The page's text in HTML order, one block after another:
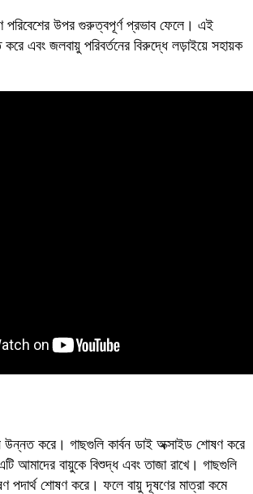
পরিবেশের উপর গুরুত্বপূর্ণ প্রভাব ফেলে। এই
এবং জলবায়ু পরিবর্তনের বিরুদ্ধে লড়াইয়ে সহায়ক
উন্নত করে। গাছগুলি কার্বন ডাই অক্সাইড শোষণ করে
আমাদের বায়ুকে বিশুদ্ধ এবং তাজা রাখে। গাছগুলি
পদার্থ শোষণ করে। ফলে বায়ু দূষণের মাত্রা কমে